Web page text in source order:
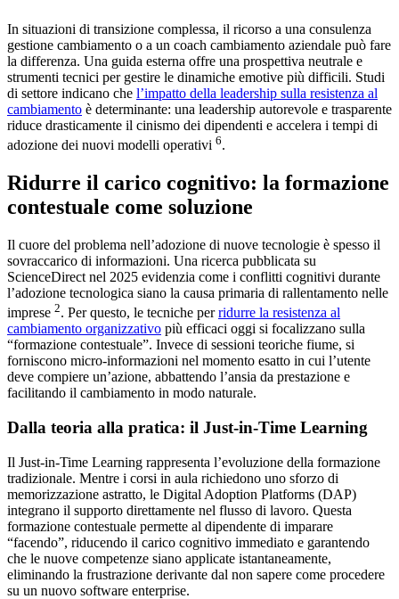
In situazioni di transizione complessa, il ricorso a una consulenza
gestione cambiamento o a un coach cambiamento aziendale può fare
la differenza. Una guida esterna offre una prospettiva neutrale e
strumenti tecnici per gestire le dinamiche emotive più difficili. Studi
di settore indicano che l’impatto della leadership sulla resistenza al
cambiamento è determinante: una leadership autorevole e trasparente
riduce drasticamente il cinismo dei dipendenti e accelera i tempi di
adozione dei nuovi modelli operativi 6.
Ridurre il carico cognitivo: la formazione
contestuale come soluzione
Il cuore del problema nell’adozione di nuove tecnologie è spesso il
sovraccarico di informazioni. Una ricerca pubblicata su
ScienceDirect nel 2025 evidenzia come i conflitti cognitivi durante
l’adozione tecnologica siano la causa primaria di rallentamento nelle
imprese 2. Per questo, le tecniche perridurre la resistenza al
cambiamento organizzativo più efficaci oggi si focalizzano sulla
“formazione contestuale”. Invece di sessioni teoriche fiume, si
forniscono micro-informazioni nel momento esatto in cui l’utente
deve compiere un’azione, abbattendo l’ansia da prestazione e
facilitando il cambiamento in modo naturale.
Dalla teoria alla pratica: il Just-in-Time Learning
Il Just-in-Time Learning rappresenta l’evoluzione della formazione
tradizionale. Mentre i corsi in aula richiedono uno sforzo di
memorizzazione astratto, le Digital Adoption Platforms (DAP)
integrano il supporto direttamente nel flusso di lavoro. Questa
formazione contestuale permette al dipendente di imparare
“facendo”, riducendo il carico cognitivo immediato e garantendo
che le nuove competenze siano applicate istantaneamente,
eliminando la frustrazione derivante dal non sapere come procedere
su un nuovo software enterprise.